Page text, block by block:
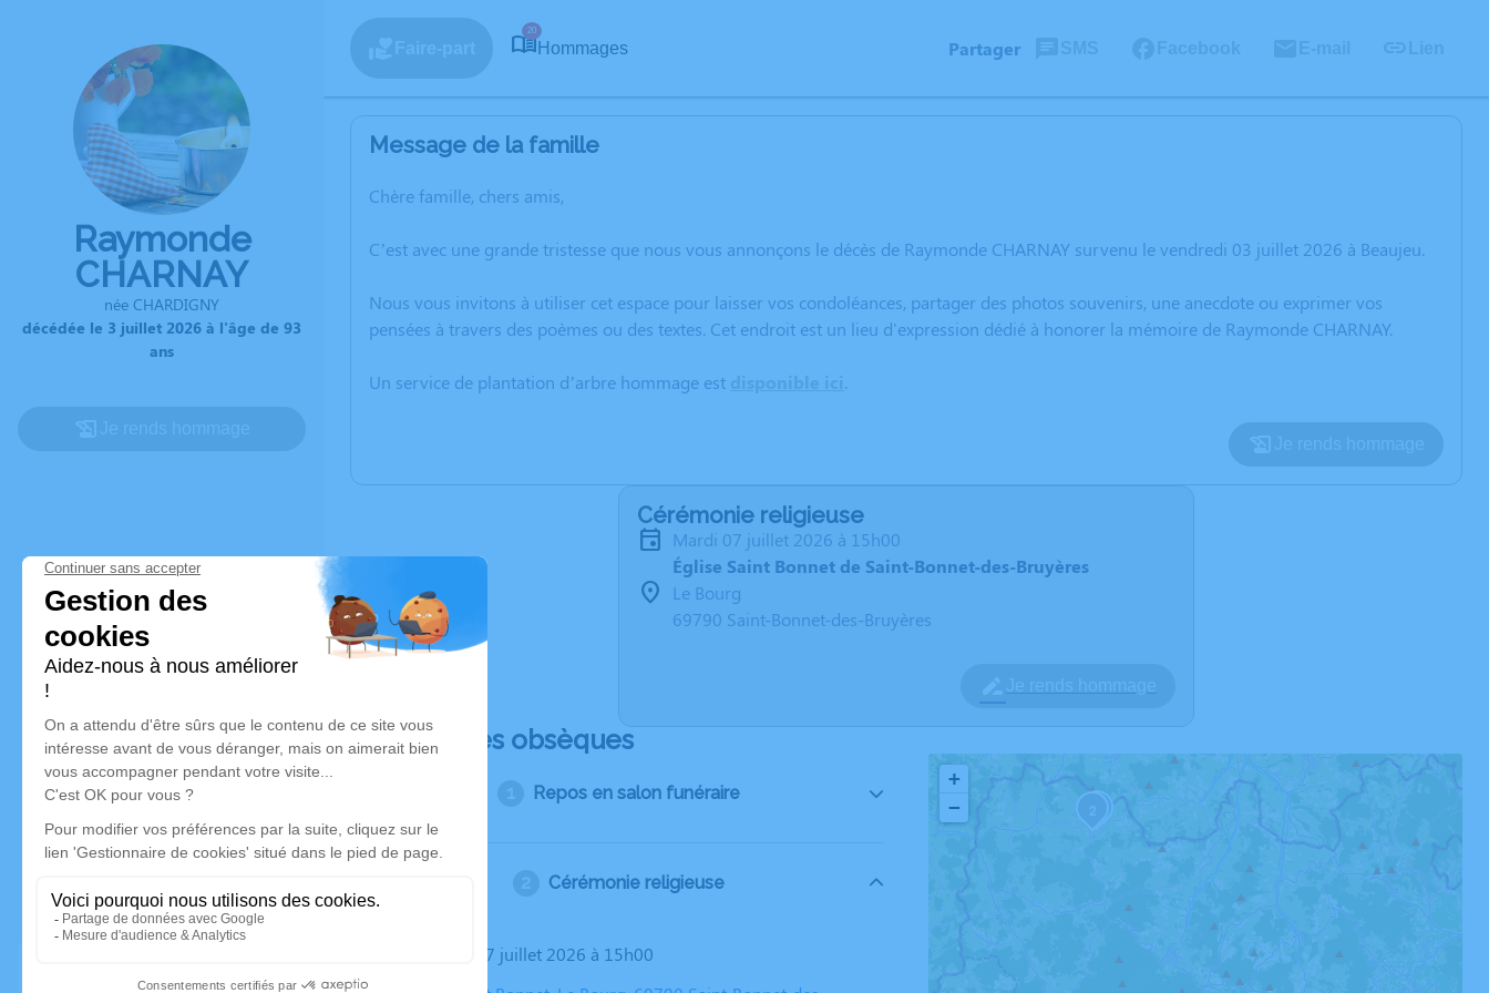
Raymonde
CHARNAY
née CHARDIGNY
décédée le 3 juillet 2026 à l'âge de 93
ans
20
Hommages Partager
Message de la famille
Chère famille, chers amis,
C’est avec une grande tristesse que nous vous annonçons le décès de Raymonde CHARNAY survenu le vendredi 03 juillet 2026 à Beaujeu.
Nous vous invitons à utiliser cet espace pour laisser vos condoléances, partager des photos souvenirs, une anecdote ou exprimer vos
pensées à travers des poèmes ou des textes. Cet endroit est un lieu d'expression dédié à honorer la mémoire de Raymonde CHARNAY.
Un service de plantation d’arbre hommage est .
Cérémonie religieuse
mardi 07 juillet 2026 à 15h00
Église Saint Bonnet de Saint-Bonnet-des-Bruyères
Le Bourg
69790 Saint-Bonnet-des-Bruyères
Déroulé des obsèques
Repos en salon funéraire
Cérémonie religieuse
Le mardi 07 juillet 2026 à 15h00
+
−